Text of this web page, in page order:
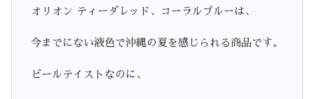
オリオン ティーダレッド、コーラルブルーは、
今までにない液色で沖縄の夏を感じられる商品です。
ビールテイストなのに、